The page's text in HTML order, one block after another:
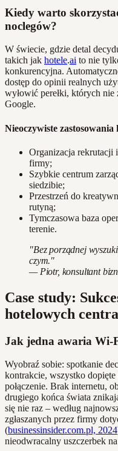
Kiedy warto
noclegów?
W świecie, gdzie detal
takich jak hotele.ai to nie
konkurencyjna.
dostęp do opinii realnych
wyłowić perełki, których nie
Google.
Nieoczywiste zastosowania
Organizacja rekrutacji i
firmy;
Szybkie centrum
siedzibie;
Przestrzeń do
rutyną;
Tymczasowa baza
terenie.
"Bez porządnej
czym."
— Piotr, konsultant
Case study:
hotelowych
Jak jedna awaria Wi-
Wyobraź sobie: spotkanie
kontrakcie, wszystko
połączenie. Brak internetu,
drugiego końca świata
się nie raz – według
zgłaszanych przez firmy
(businessinsider.com.pl, 2024
nieodwracalny uszczerbek